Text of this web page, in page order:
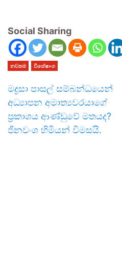
Social Sharing
නවතම විශේෂාංග
මද්‍රසා පාසල් සම්බන්ධයෙන්
අධ්‍යාපන අමාත්‍යවරයාගේ
ප්‍රකාශය ආණ්ඩුවේ මතයද?
ජිනවංශ හිමියන් විමසයි.